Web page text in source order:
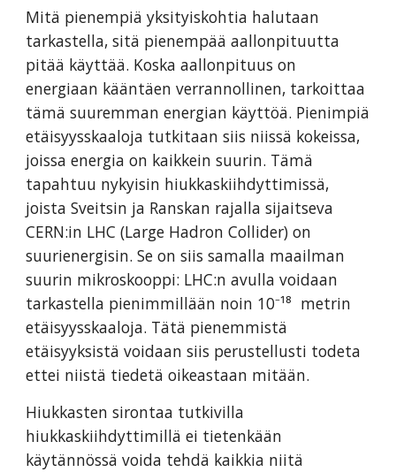
Mitä pienempiä yksityiskohtia halutaan
tarkastella, sitä pienempää aallonpituutta
pitää käyttää. Koska aallonpituus on
energiaan kääntäen verrannollinen, tarkoittaa
tämä suuremman energian käyttöä. Pienimpiä
etäisyysskaaloja tutkitaan siis niissä kokeissa,
joissa energia on kaikkein suurin. Tämä
tapahtuu nykyisin hiukkaskiihdyttimissä,
joista Sveitsin ja Ranskan rajalla sijaitseva
CERN:in LHC (Large Hadron Collider) on
suurienergisin. Se on siis samalla maailman
suurin mikroskooppi: LHC:n avulla voidaan
tarkastella pienimmillään noin 10⁻¹⁸ metrin
etäisyysskaaloja. Tätä pienemmistä
etäisyyksistä voidaan siis perustellusti todeta
ettei niistä tiedetä oikeastaan mitään.
Hiukkasten sirontaa tutkivilla
hiukkaskiihdyttimillä ei tietenkään
käytännössä voida tehdä kaikkia niitä